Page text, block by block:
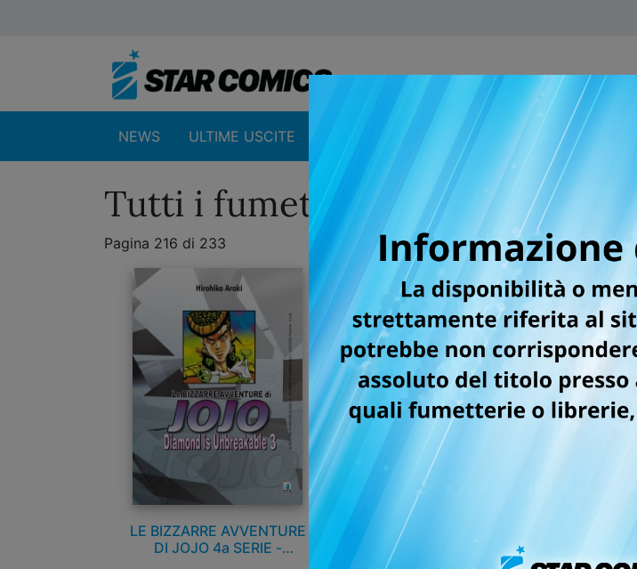
NEWS ULTIME USCITE CATALOGO SFOGLIA ONLINE
Tutti i fumetti della categoria
Pagina 216 di 233
LE BIZZARRE AVVENTURE
DI JOJO 4a SERIE -